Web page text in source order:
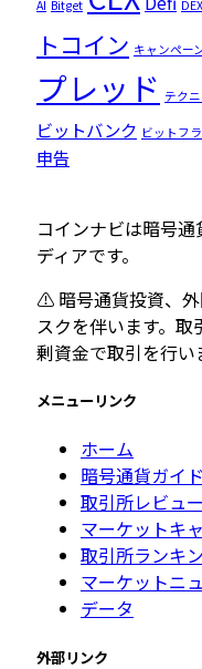
AI Bitget DEX
トコイン キャンペー
プレッド テク
ビットバンク ビットフ
申告
コインナビは暗号
ディアです。
⚠️ 暗号通貨投資、
スクを伴います。
剰資金で取引を行い
メニューリンク
ホーム
暗号通貨ガイド
取引所レビュー
マーケットキ
取引所ランキ
マーケットニ
データ
外部リンク